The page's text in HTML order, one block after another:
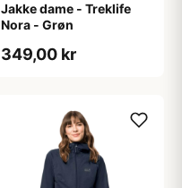
Jakke dame - Treklife
Nora - Grøn
349,00 kr